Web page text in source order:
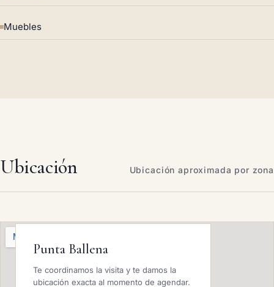
Muebles
Ubicación Ubicación aproximada por zona
Punta Ballena
Te coordinamos la visita y te damos la
ubicación exacta al momento de agendar.